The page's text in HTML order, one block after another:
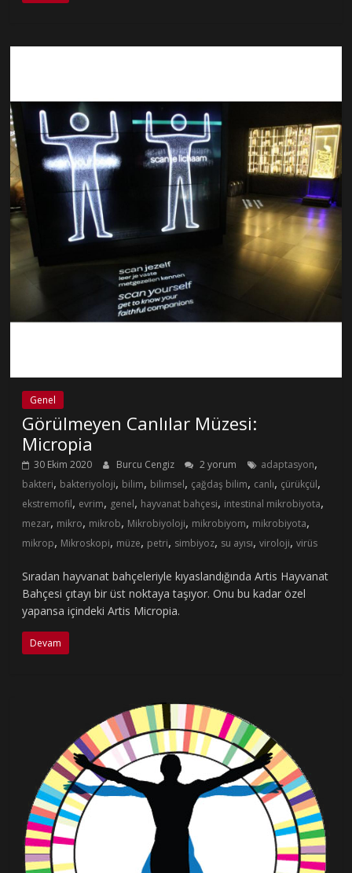
Genel
Görülmeyen Canlılar Müzesi:
Micropia
30 Ekim 2020 Burcu Cengiz 2 yorum adaptasyon,
bakteri, bakteriyoloji, bilim, bilimsel, çağdaş bilim, canlı, çürükçül,
ekstremofil, evrim, genel, hayvanat bahçesi, intestinal mikrobiyota,
mezar, mikro, mikrob, Mikrobiyoloji, mikrobiyom, mikrobiyota,
mikrop, Mikroskopi, müze, petri, simbiyoz, su ayısı,viroloji,virüs
Sıradan hayvanat bahçeleriyle kıyaslandığında Artis Hayvanat
Bahçesi çıtayı bir üst noktaya taşıyor. Onu bu kadar özel
yapansa içindeki Artis Micropia.
Devam